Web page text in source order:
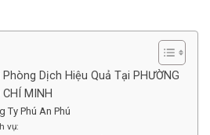
Dịch Hiệu Quả Tại PHƯỜNG
MINH
Ty Phú An Phú
vụ: